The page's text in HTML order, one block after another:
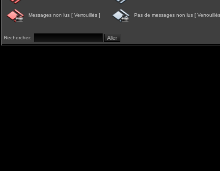
Messages non lus [ Verrouillés ] Pas de messages non lus [
Rechercher: